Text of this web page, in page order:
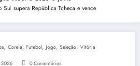
Sul supera República Tcheca e vence
, Coreia, Futebol, Jogo, Seleção, Vitória
2026 0 Comentários